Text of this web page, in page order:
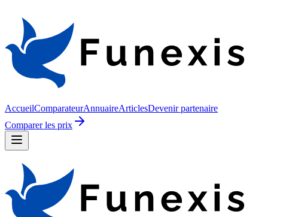
AccueilComparateurAnnuaireArticlesDevenir partenaire
Comparer les prix